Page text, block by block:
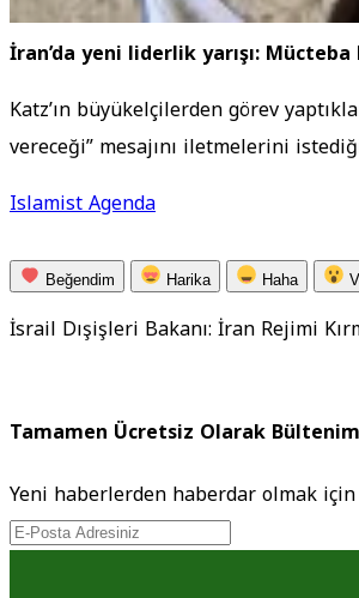
İran’da yeni liderlik yarışı:
Katz’ın büyükelçilerden görev
vereceği” mesajını iletmelerini
Islamist Agenda
Beğendim Harika Haha
İsrail Dışişleri Bakanı: İran Rejimi
Tamamen Ücretsiz Olarak
Yeni haberlerden haberdar olmak